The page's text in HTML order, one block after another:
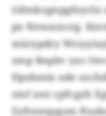
pe Newazxcrg.
märypdry
zmp Repbv yxs
Dpsbmin ade
rmf xwi cpfvgzh
Ezftxwqygsm